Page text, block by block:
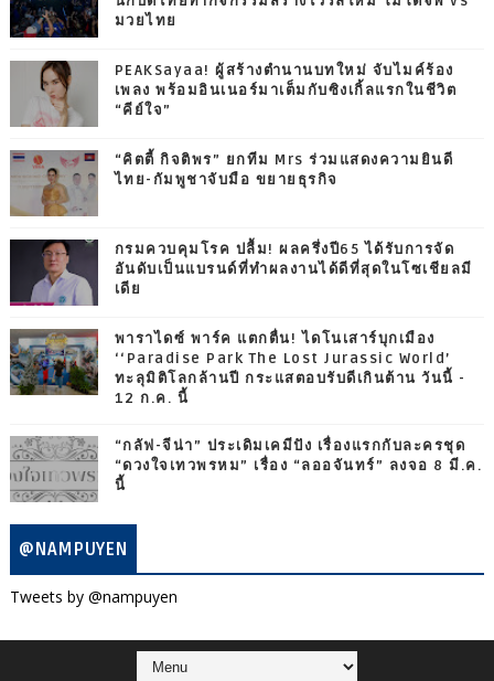
มวยไทย
PEAKSayaa! ผู้สร้างตำนานบทใหม่ จับไมค์ร้อง
เพลง พร้อมอินเนอร์มาเต็มกับซิงเกิ้ลแรกในชีวิต
“คีย์ใจ”
“คิตตี้ กิจติพร” ยกทีม Mrs ร่วมแสดงความยินดี
ไทย-กัมพูชาจับมือ ขยายธุรกิจ
กรมควบคุมโรค ปลื้ม! ผลครึ่งปี65 ได้รับการจัด
อันดับเป็นแบรนด์ที่ทำผลงานได้ดีที่สุดในโซเชียลมี
เดีย
พาราไดซ์ พาร์ค แตกตื่น! ไดโนเสาร์บุกเมือง
‘‘Paradise Park The Lost Jurassic World’
ทะลุมิติโลกล้านปี กระแสตอบรับดีเกินต้าน วันนี้ -
12 ก.ค. นี้
“กลัฟ-จีน่า” ประเดิมเคมีปัง เรื่องแรกกับละครชุด
“ดวงใจเทวพรหม” เรื่อง “ลออจันทร์” ลงจอ 8 มี.ค.
นี้
@NAMPUYEN
Tweets by @nampuyen